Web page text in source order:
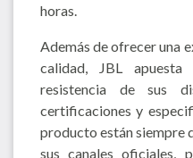
horas.
Además de ofrecer una
calidad, JBL
resistencia de sus
certificaciones y
producto están siempre
sus canales oficiales,